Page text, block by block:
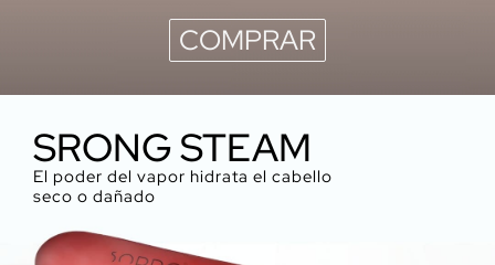
COMPRAR
SRONG STEAM
El poder del vapor hidrata el cabello
seco o dañado